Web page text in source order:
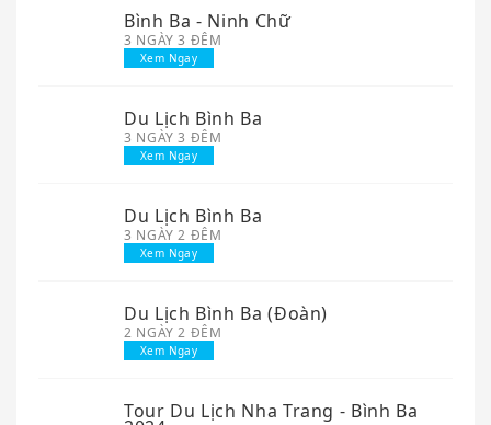
Bình Ba - Ninh Chữ
3 NGÀY 3 ĐÊM
Xem Ngay
Du Lịch Bình Ba
3 NGÀY 3 ĐÊM
Xem Ngay
Du Lịch Bình Ba
3 NGÀY 2 ĐÊM
Xem Ngay
Du Lịch Bình Ba (Đoàn)
2 NGÀY 2 ĐÊM
Xem Ngay
Tour Du Lịch Nha Trang - Bình Ba